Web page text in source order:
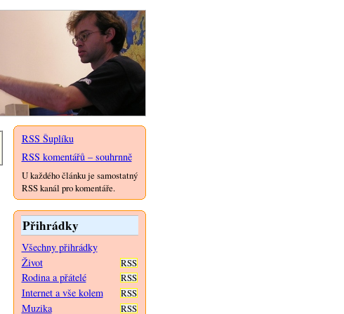
RSS Šuplíku
RSS komentářů – souhrnně
U každého článku je samostatný
RSS kanál pro komentáře.
Přihrádky
Všechny přihrádky
RSS
Život
RSS
Rodina a přátelé
RSS
Internet a vše kolem
RSS
Muzika